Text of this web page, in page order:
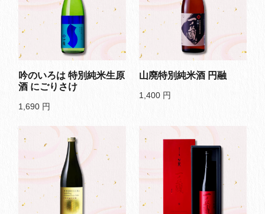
吟のいろは 特別純米生原
酒 にごりさけ
1,690 円
山廃特別純米酒 円融
1,400 円